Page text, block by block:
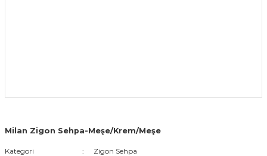
Milan Zigon Sehpa-Meşe/Krem/Meşe
Kategori
Zigon Sehpa